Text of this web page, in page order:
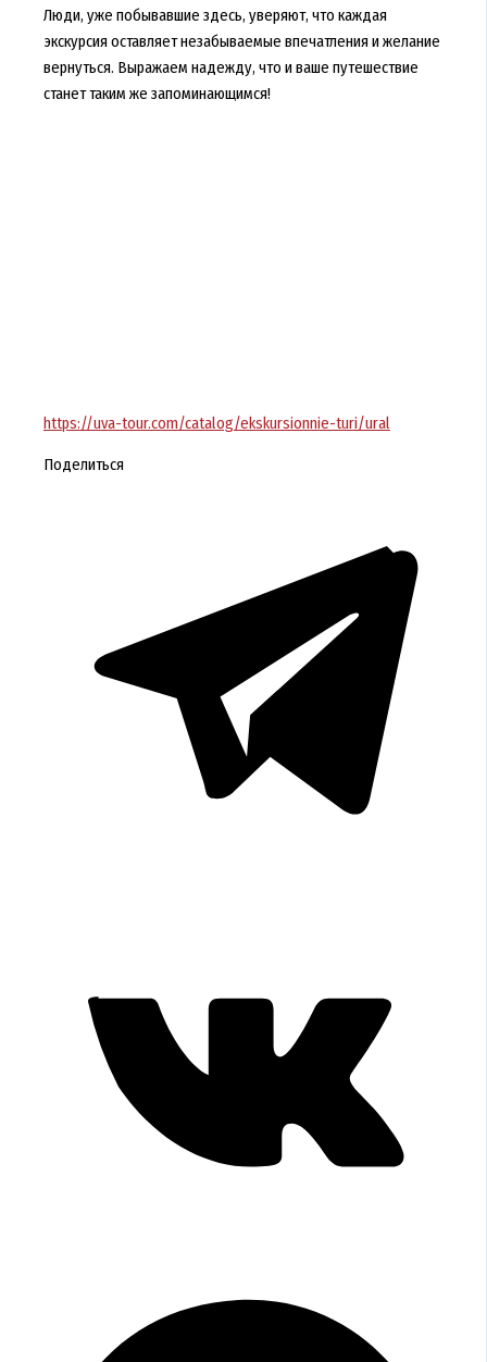
Люди, уже побывавшие здесь, уверяют, что каждая
экскурсия оставляет незабываемые впечатления и желание
вернуться. Выражаем надежду, что и ваше путешествие
станет таким же запоминающимся!
https://uva-tour.com/catalog/ekskursionnie-turi/ural
Поделиться